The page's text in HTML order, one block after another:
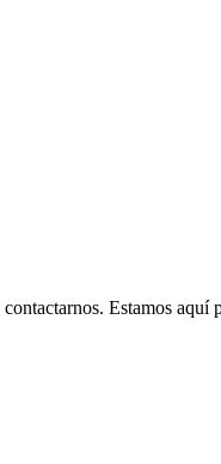
Estamos aquí